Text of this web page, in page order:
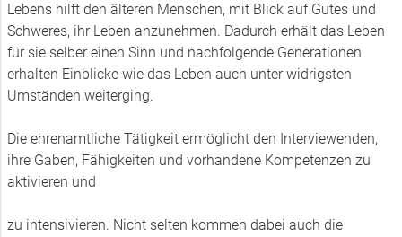
Lebens hilft den älteren Menschen, mit Blick auf Gutes und
Schweres, ihr Leben anzunehmen. Dadurch erhält das Leben
für sie selber einen Sinn und nachfolgende Generationen
erhalten Einblicke wie das Leben auch unter widrigsten
Umständen weiterging.
Die ehrenamtliche Tätigkeit ermöglicht den Interviewenden,
ihre Gaben, Fähigkeiten und vorhandene Kompetenzen zu
aktivieren und
zu intensivieren. Nicht selten kommen dabei auch die